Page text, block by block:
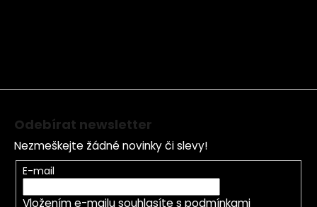
Odebírat newsletter
Nezmeškejte žádné novinky či slevy!
E-mail
Vložením e-mailu souhlasíte s podmínkami